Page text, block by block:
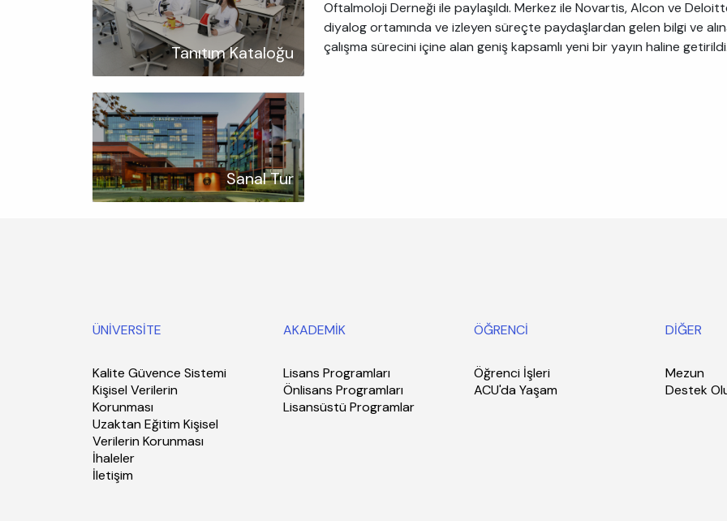
Tanıtım Kataloğu
Sanal Tur
Oftalmoloji Derneği ile paylaşıldı. Merkez ile Novartis, Alcon ve
diyalog ortamında ve izleyen süreçte paydaşlardan gelen bilgi ve
çalışma sürecini içine alan geniş kapsamlı yeni bir yayın haline
ÜNİVERSİTE
Kalite Güvence Sistemi
Kişisel Verilerin
Korunması
Uzaktan Eğitim Kişisel
Verilerin Korunması
İhaleler
İletişim
AKADEMİK
Lisans Programları
Önlisans Programları
Lisansüstü Programlar
ÖĞRENCİ
Öğrenci İşleri
ACU'da Yaşam
DİĞER
Mezun
Destek